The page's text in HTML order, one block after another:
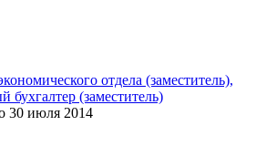
отдела (заместитель),
бухгалтер (заместитель)
30 июля 2014